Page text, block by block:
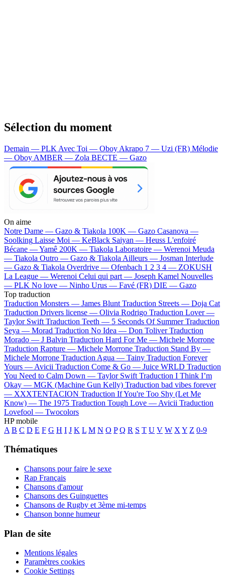
Sélection du moment
Demain — PLK Avec Toi — Oboy Akrapo 7 — Uzi (FR) Mélodie
— Oboy AMBER — Zola BECTE — Gazo
On aime
Notre Dame — Gazo & Tiakola 100K — Gazo Casanova —
Soolking Laisse Moi — KeBlack Saiyan — Heuss L'enfoiré
Bécane —Yamê 200K — Tiakola Laboratoire — Werenoi Meuda
— Tiakola Outro — Gazo & Tiakola Ailleurs — Josman Interlude
— Gazo & Tiakola Overdrive — Ofenbach 1 2 3 4 — ZOKUSH
La League — Werenoi Celui qui part — Joseph Kamel Nouvelles
— PLK No love — Ninho Urus — Favé (FR) DIE — Gazo
Top traduction
Traduction Monsters — James Blunt Traduction Streets — Doja Cat
Traduction Drivers license — Olivia Rodrigo Traduction Lover —
Taylor Swift Traduction Teeth — 5 Seconds Of Summer Traduction
Seya — Morad Traduction No Idea — Don Toliver Traduction
Morado — J Balvin Traduction Hard For Me — Michele Morrone
Traduction Rapture — Michele Morrone Traduction Stand By —
Michele Morrone Traduction Agua — Tainy Traduction Forever
Yours — Avicii Traduction Come & Go — Juice WRLD Traduction
You Need to Calm Down — Taylor Swift Traduction I Think I’m
Okay — MGK (Machine Gun Kelly) Traduction bad vibes forever
— XXXTENTACION Traduction If You're Too Shy (Let Me
Know) — The 1975 Traduction Tough Love — Avicii Traduction
Lovefool — Twocolors
HP mobile
A B C D E F G H I J K L M N O P Q R S T U V W X Y Z 0-9
Thématiques
Chansons pour faire le sexe
Rap Français
Chansons d'amour
Chansons des Guinguettes
Chansons de Rugby et 3ème mi-temps
Chanson bonne humeur
Plan de site
Mentions légales
Paramètres cookies
Cookie Settings